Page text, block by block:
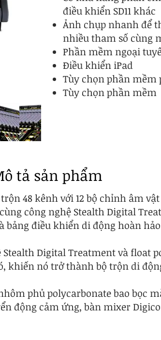
điều khiển SD11 khác
Ảnh chụp nhanh để
nhiều tham số cùng
Phần mềm ngoại
Điều khiển iPad
Tùy chọn phần mềm
Tùy chọn phần mềm
tả sản phẩm
48 kênh với 12 bộ chỉnh âm
công nghệ Stealth Digital
bảng điều khiển di động hoàn
Digital Treatment và float
khiến nó trở thành bộ trộn di
phủ polycarbonate bao bọc
động cảm ứng, bàn mixer